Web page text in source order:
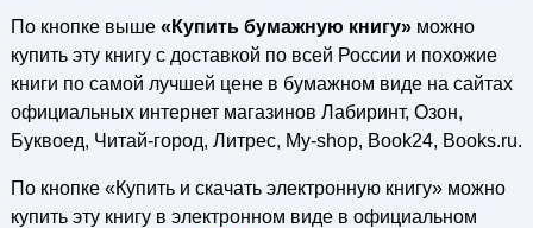
По кнопке выше «Купить бумажную книгу»можно
купить эту книгу с доставкой по всей России и похожие
книги по самой лучшей цене в бумажном виде на сайтах
официальных интернет магазинов Лабиринт, Озон,
Буквоед, Читай-город, Литрес, My-shop, Book24, Books.ru.
По кнопке «Купить и скачать электронную книгу» можно
купить эту книгу в электронном виде в официальном